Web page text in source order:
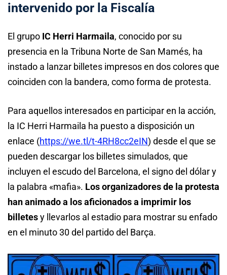
intervenido por la Fiscalía
El grupo IC Herri Harmaila, conocido por su
presencia en la Tribuna Norte de San Mamés, ha
instado a lanzar billetes impresos en dos colores que
coinciden con la bandera, como forma de protesta.
Para aquellos interesados en participar en la acción,
la IC Herri Harmaila ha puesto a disposición un
enlace (https://we.tl/t-4RH8cc2eIN) desde el que se
pueden descargar los billetes simulados, que
incluyen el escudo del Barcelona, el signo del dólar y
la palabra «mafia». Los organizadores de la protesta
han animado a los aficionados a imprimir los
billetesy llevarlos al estadio para mostrar su enfado
en el minuto 30 del partido del Barça.